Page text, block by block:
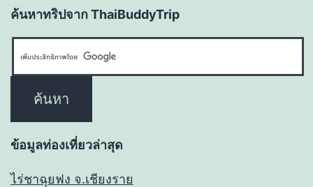
ค้นหาทริปจาก ThaiBuddyTrip
ข้อมูลท่องเที่ยวล่าสุด
ไร่ชาฉุยฟง จ.เชียงราย